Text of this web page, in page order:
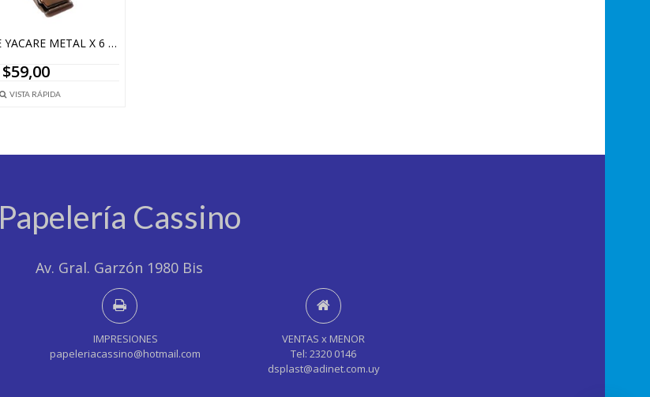
PVC BROCHE YACARE METAL X 6 UNIDADES
$59,00
VISTA RÁPIDA
Papelería Cassino
Av. Gral. Garzón 1980 Bis
IMPRESIONES
papeleriacassino@hotmail.com
VENTAS x MENOR
Tel: 2320 0146
dsplast@adinet.com.uy